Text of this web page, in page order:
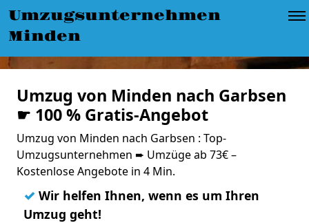
Umzugsunternehmen
Minden
Umzug von Minden nach Garbsen
☛ 100 % Gratis-Angebot
Umzug von Minden nach Garbsen : Top-
Umzugsunternehmen ➨ Umzüge ab 73€ –
Kostenlose Angebote in 4 Min.
✓ Wir helfen Ihnen, wenn es um Ihren
Umzug geht!